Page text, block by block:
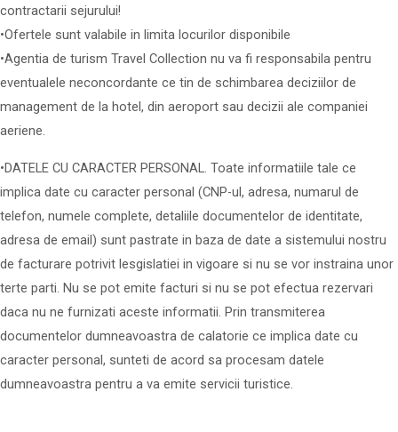
contractarii sejurului!
•Ofertele sunt valabile in limita locurilor disponibile
•Agentia de turism Travel Collection nu va fi responsabila pentru
eventualele neconcordante ce tin de schimbarea deciziilor de
management de la hotel, din aeroport sau decizii ale companiei
aeriene.
•DATELE CU CARACTER PERSONAL. Toate informatiile tale ce
implica date cu caracter personal (CNP-ul, adresa, numarul de
telefon, numele complete, detaliile documentelor de identitate,
adresa de email) sunt pastrate in baza de date a sistemului nostru
de facturare potrivit lesgislatiei in vigoare si nu se vor instraina unor
terte parti. Nu se pot emite facturi si nu se pot efectua rezervari
daca nu ne furnizati aceste informatii. Prin transmiterea
documentelor dumneavoastra de calatorie ce implica date cu
caracter personal, sunteti de acord sa procesam datele
dumneavoastra pentru a va emite servicii turistice.